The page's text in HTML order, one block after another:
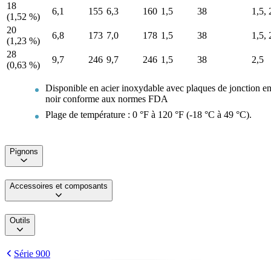
18
(1,52 %)
6,1 155 6,3 160 1,5 38
1,5,
20
(1,23 %)
6,8 173 7,0 178 1,5 38
1,5,
28
(0,63 %)
9,7 246 9,7 246 1,5 38 2,5
Disponible en acier inoxydable avec plaques de jonction
noir conforme aux normes FDA
Plage de température : 0 °F à 120 °F (-18 °C à 49 °C).
Pignons
Accessoires et composants
Outils
Série 900